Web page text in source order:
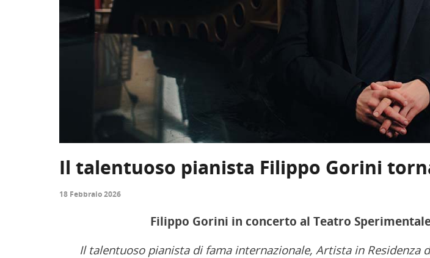
Il talentuoso pianista Filippo Gorini
18 Febbraio 2026
Filippo Gorini in concerto al Teatro
Il talentuoso pianista di fama internazionale, Artista in Residenza